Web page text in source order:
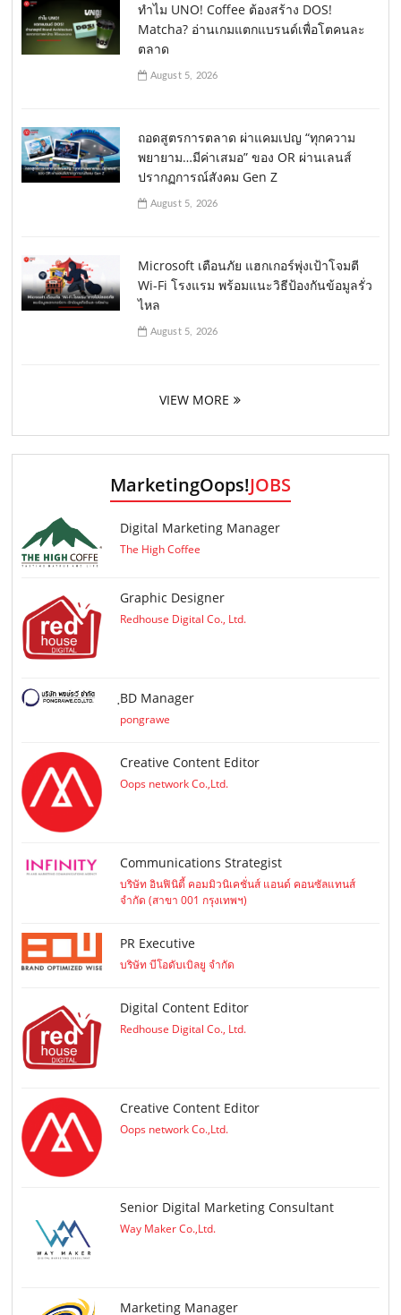
ทำไม UNO! Coffee ต้องสร้าง DOS!
Matcha? อ่านเกมแตกแบรนด์เพื่อโตคนละ
ตลาด
August 5, 2026
ถอดสูตรการตลาด ผ่าแคมเปญ “ทุกความ
พยายาม…มีค่าเสมอ” ของ OR ผ่านเลนส์
ปรากฏการณ์สังคม Gen Z
August 5, 2026
Microsoft เตือนภัย แฮกเกอร์พุ่งเป้าโจมตี
Wi-Fi โรงแรม พร้อมแนะวิธีป้องกันข้อมูลรั่ว
ไหล
August 5, 2026
VIEW MORE
MarketingOops!JOBS
Digital Marketing Manager
The High Coffee
Graphic Designer
Redhouse Digital Co., Ltd.
ฺBD Manager
pongrawe
Creative Content Editor
Oops network Co.,Ltd.
Communications Strategist
บริษัท อินฟินิตี้ คอมมิวนิเคชั่นส์ แอนด์ คอนซัลแทนส์
จำกัด (สาขา 001 กรุงเทพฯ)
PR Executive
บริษัท บีโอดับเบิลยู จำกัด
Digital Content Editor
Redhouse Digital Co., Ltd.
Creative Content Editor
Oops network Co.,Ltd.
Senior Digital Marketing Consultant
Way Maker Co.,Ltd.
Marketing Manager